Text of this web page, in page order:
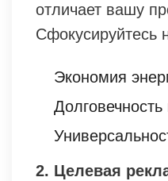
отличает вашу
Сфокусируйтесь
Экономия
2. Целевая